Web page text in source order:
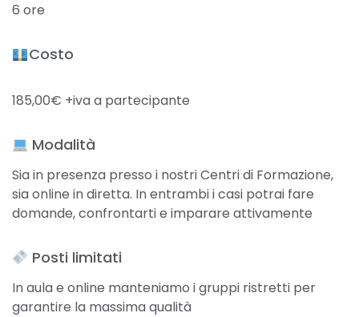
6 ore
Costo
185,00€ +iva a partecipante
Modalità
Sia in presenza presso i nostri Centri di Formazione,
sia online in diretta. In entrambi i casi potrai fare
domande, confrontarti e imparare attivamente
Posti limitati
In aula e online manteniamo i gruppi ristretti per
garantire la massima qualità